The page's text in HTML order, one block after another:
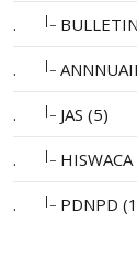
. |_
. |_
. |_ JAS (5)
. |_
. |_ PDNPD